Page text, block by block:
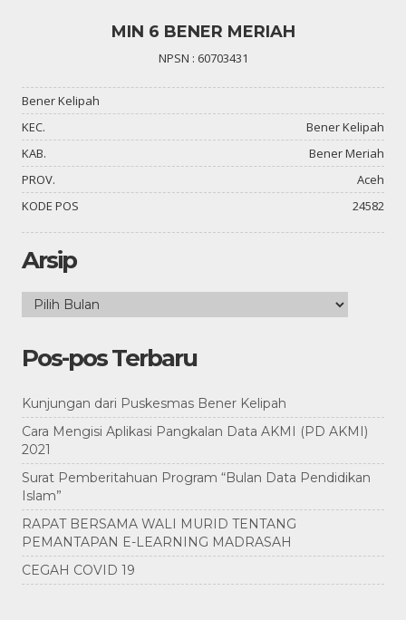
MIN 6 BENER MERIAH
NPSN : 60703431
Bener Kelipah
KEC.
Bener Kelipah
KAB.
Bener Meriah
PROV.
Aceh
KODE POS
24582
Arsip
Arsip
Pos-pos Terbaru
Kunjungan dari Puskesmas Bener Kelipah
Cara Mengisi Aplikasi Pangkalan Data AKMI (PD AKMI)
2021
Surat Pemberitahuan Program “Bulan Data Pendidikan
Islam”
RAPAT BERSAMA WALI MURID TENTANG
PEMANTAPAN E-LEARNING MADRASAH
CEGAH COVID 19